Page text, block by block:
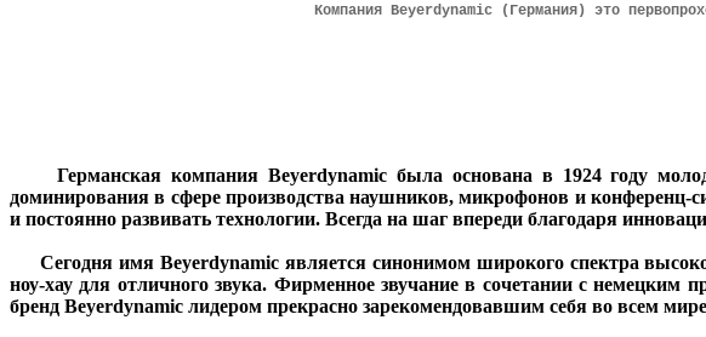
Компания Beyerdynamic (Германия) это
Германская компания Beyerdynamic была основана в 1924 году
доминирования в сфере производства наушников, микрофонов и конференц-
и постоянно развивать технологии. Всегда на шаг впереди благодаря
Сегодня имя Beyerdynamic является синонимом широкого спектра
ноу-хау для отличного звука. Фирменное звучание в сочетании с немецким
бренд Beyerdynamic лидером прекрасно зарекомендовавшим себя во всем